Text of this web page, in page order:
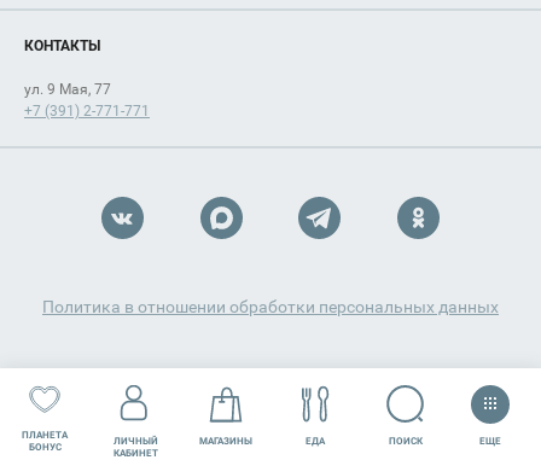
ПЛАНЕТА
БОНУС
ЛИЧНЫЙ
КАБИНЕТ
МАГАЗИНЫ ЕДА РАЗВЛЕЧЕНИЯ СЕРВИСЫ
ПОИСК ЕЩЕ
КОНТАКТЫ
ул. 9 Мая, 77
+7 (391) 2-771-771
Политика в отношении обработки персональных данных